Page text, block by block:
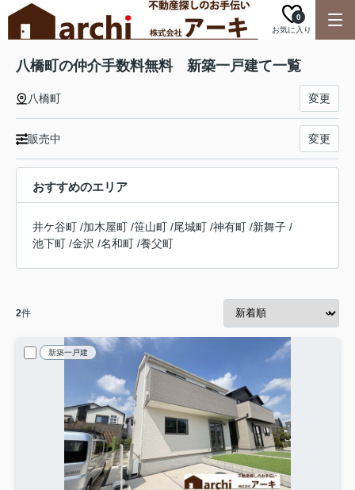
お気に入り
0
八橋町の仲介手数料無料 新築一戸建て一覧
八橋町 変更
販売中 変更
おすすめのエリア
井ケ谷町 /加木屋町 /笹山町 /尾城町 /神有町 /新舞子 /
池下町 /金沢 /名和町 /養父町
2件
新築一戸建